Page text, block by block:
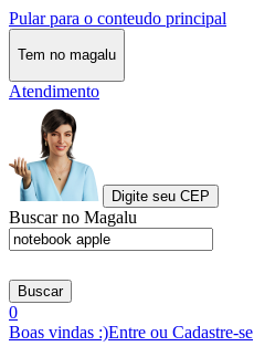
Pular para o conteudo principal
Tem no magalu
Atendimento
Digite seu CEP
Buscar no Magalu
Buscar
0
Boas vindas :)Entre ou Cadastre-se